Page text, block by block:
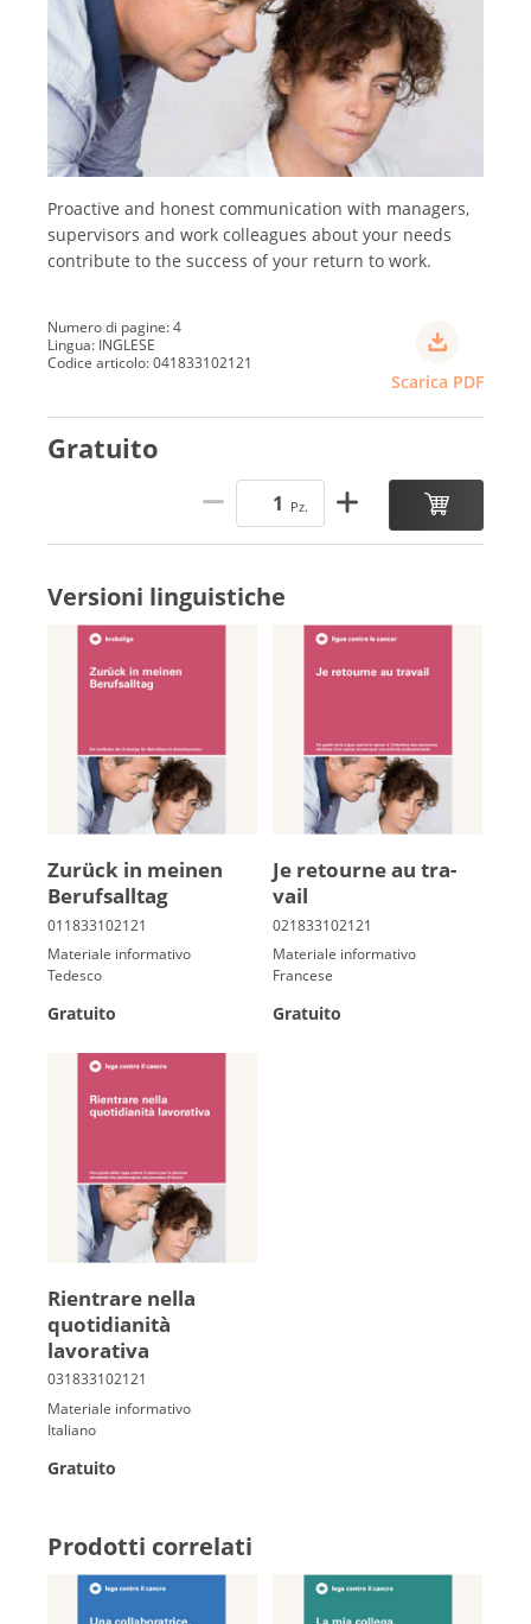
Proactive and honest communication with managers,
supervisors and work colleagues about your needs
contribute to the success of your return to work.
Numero di pagine: 4
Lingua: INGLESE
Codice articolo: 041833102121
Scarica PDF
Gratuito
Pz.
Versioni linguistiche
Zu­rück in mei­nen
Be­rufs­all­tag
Materiale informativo
Tedesco
Gratuito
Je re­tourne au tra­
vail
Materiale informativo
Francese
Gratuito
Rientrare nella
quotidianità
lavorativa
Materiale informativo
Italiano
Gratuito
Prodotti correlati